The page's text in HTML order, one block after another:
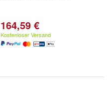
164,59 €
Kostenloser Versand